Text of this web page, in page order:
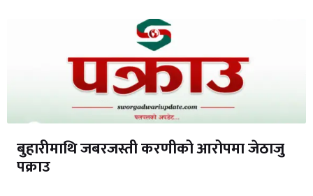
बुहारीमाथि जबरजस्ती करणीको आरोपमा जेठाजु
पक्राउ